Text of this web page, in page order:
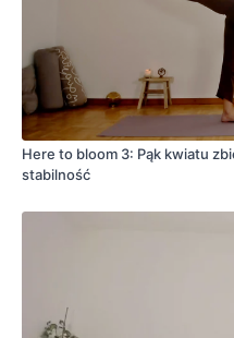
Here to bloom 3: Pąk kwiatu
stabilność